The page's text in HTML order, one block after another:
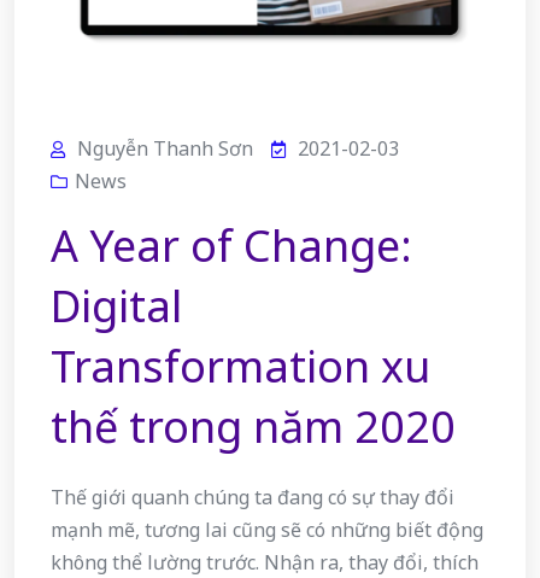
Nguyễn Thanh Sơn
2021-02-03
News
A Year of Change:
Digital
Transformation xu
thế trong năm 2020
Thế giới quanh chúng ta đang có sự thay đổi
mạnh mẽ, tương lai cũng sẽ có những biết động
không thể lường trước. Nhận ra, thay đổi, thích